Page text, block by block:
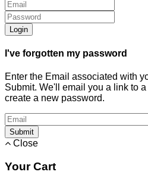
Login
I've forgotten my password
Enter the Email associated with
Submit. We'll email you a link to
create a new password.
Submit
Close
Your Cart